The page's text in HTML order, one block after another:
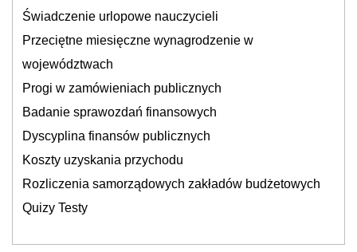
Świadczenie urlopowe nauczycieli
Przeciętne miesięczne wynagrodzenie w
województwach
Progi w zamówieniach publicznych
Badanie sprawozdań finansowych
Dyscyplina finansów publicznych
Koszty uzyskania przychodu
Rozliczenia samorządowych zakładów budżetowych
Quizy Testy